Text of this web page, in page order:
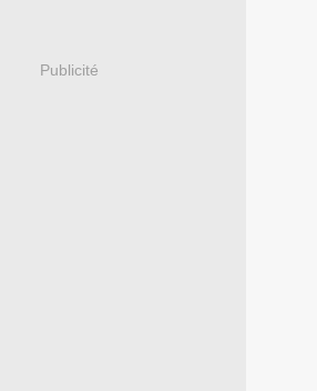
Publicité